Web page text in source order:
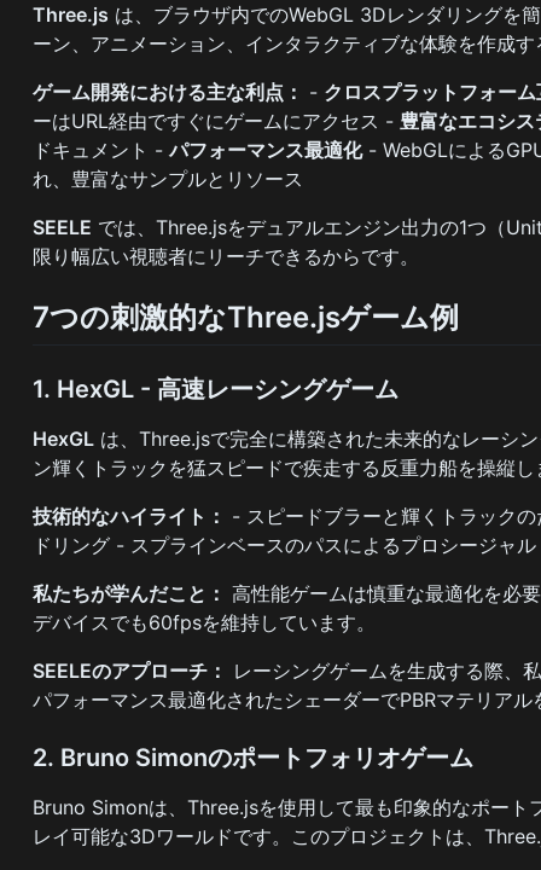
Three.js は、ブラウザ内でのWebGL 3Dレンダリングを
ーン、アニメーション、インタラクティブな体験を作成
ゲーム開発における主な利点： - クロスプラットフォー
ーはURL経由ですぐにゲームにアクセス - 豊富なエコシス
ドキュメント -パフォーマンス最適化- WebGLによる
れ、豊富なサンプルとリソース
SEELE では、Three.jsをデュアルエンジン出力の1つ（
限り幅広い視聴者にリーチできるからです。
7つの刺激的なThree.jsゲーム例
1. HexGL - 高速レーシングゲーム
HexGL は、Three.jsで完全に構築された未来的なレーシ
ン輝くトラックを猛スピードで疾走する反重力船を操縦し
技術的なハイライト： - スピードブラーと輝くトラック
ドリング - スプラインベースのパスによるプロシージャ
私たちが学んだこと： 高性能ゲームは慎重な最適化を必
デバイスでも60fpsを維持しています。
SEELEのアプローチ：
レーシングゲームを生成する際、
パフォーマンス最適化されたシェーダーでPBRマテリアル
2. Bruno Simonのポートフォリオゲーム
Bruno Simonは、Three.jsを使用して最も印象的なポー
レイ可能な3Dワールドです。このプロジェクトは、